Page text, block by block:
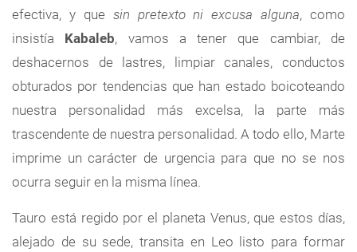
efectiva, y que sin pretexto ni excusa alguna, como
insistía Kabaleb, vamos a tener que cambiar, de
deshacernos de lastres, limpiar canales, conductos
obturados por tendencias que han estado boicoteando
nuestra personalidad más excelsa, la parte más
trascendente de nuestra personalidad. A todo ello, Marte
imprime un carácter de urgencia para que no se nos
ocurra seguir en la misma línea.
Tauro está regido por el planeta Venus, que estos días,
alejado de su sede, transita en Leo listo para formar